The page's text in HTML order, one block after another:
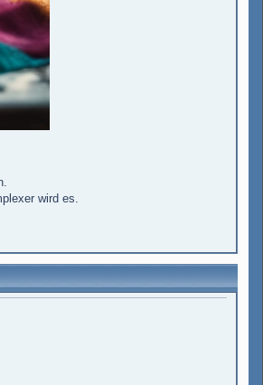
wird es.